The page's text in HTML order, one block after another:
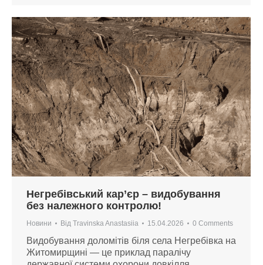
Негребівський кар’єр – видобування
без належного контролю!
Новини Від Travinska Anastasiia 15.04.2026 0 Comments
Видобування доломітів біля села Негребівка на
Житомирщині — це приклад паралічу